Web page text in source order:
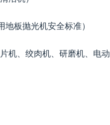
板抛光机安全标准）
机、绞肉机、研磨机、电